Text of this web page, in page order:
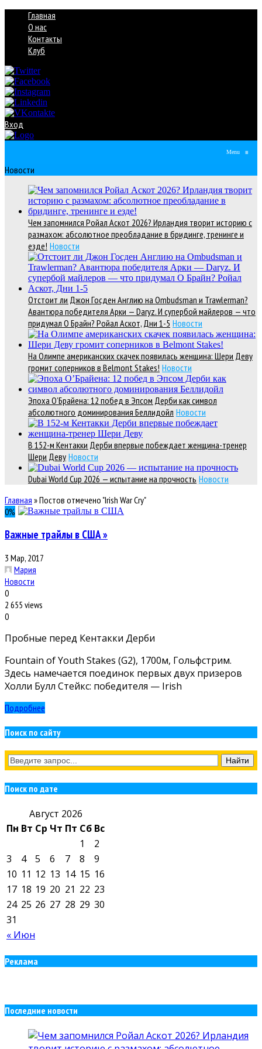
Главная
О нас
Контакты
Клуб
Вход
Menu ≡
Новости
Чем запомнился Ройал Аскот 2026? Ирландия творит историю с
размахом: абсолютное преобладание в бридинге, тренинге и
езде! Новости
Отстоит ли Джон Госден Англию на Ombudsman и Trawlerman?
Авантюра победителя Арки — Daryz. И супербой майлеров — что
придумал О Брайн? Ройал Аскот, Дни 1-5 Новости
На Олимпе американских скачек появилась женщина: Шери Деву
громит соперников в Belmont Stakes! Новости
Эпоха О’Брайена: 12 побед в Эпсом Дерби как символ
абсолютного доминирования Беллидойл Новости
В 152-м Кентакки Дерби впервые побеждает женщина-тренер
Шери Деву Новости
Dubai World Cup 2026 — испытание на прочность Новости
Главная »Постов отмечено "Irish War Cry"
0%
Важные трайлы в США »
3 Мар, 2017
Мария
Новости
0
2 655 views
0
Пробные перед Кентакки Дерби
Fountain of Youth Stakes (G2), 1700м, Гольфстрим.
Здесь намечается поединок первых двух призеров
Холли Булл Стейкс: победителя — Irish
Подробнее
Поиск по сайту
Поиск по дате
Август 2026
Пн Вт Ср Чт Пт Сб Вс
« Июн
1
2
3
4 5 6 7 8
9
10 11 12 13 14 15 16
17 18 19 20 21 22 23
24 25 26 27 28 29 30
31
Реклама
Последние новости